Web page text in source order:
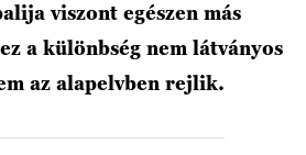
viszont egészen más
a különbség nem látványos
az alapelvben rejlik.